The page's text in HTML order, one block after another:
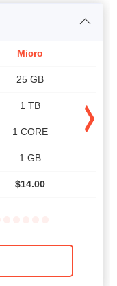
Micro
25 GB
1 TB
1 CORE
1 GB
$14.00